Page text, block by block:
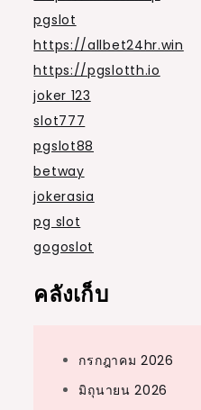
pgslot
https://allbet24hr.win
https://pgslotth.io
joker 123
slot777
pgslot88
betway
jokerasia
pg slot
gogoslot
คลังเก็บ
กรกฎาคม 2026
มิถุนายน 2026